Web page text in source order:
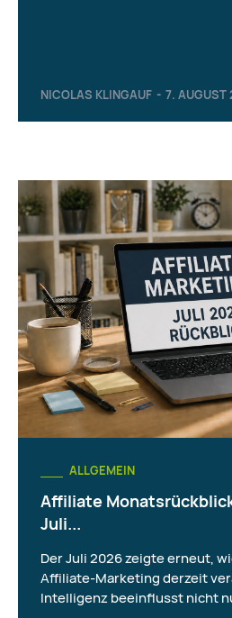
NICOLAS KLINGAUF - 7. AUGUST
ALLGEMEIN
Affiliate
Juli...
Der Juli 2026 zeigte erneut,
Affiliate-Marketing derzeit
Intelligenz beeinflusst nicht